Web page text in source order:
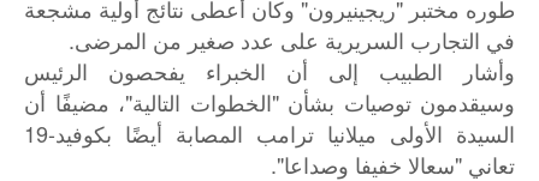
طوره مختبر "ريجينيرون" وكان أعطى نتائج أولية مشجعة
في التجارب السريرية على عدد صغير من المرضى.
وأشار الطبيب إلى أن الخبراء يفحصون الرئيس
وسيقدمون توصيات بشأن "الخطوات التالية"، مضيفًا أن
السيدة الأولى ميلانيا ترامب المصابة أيضًا بكوفيد-19
تعاني "سعالا خفيفا وصداعا".